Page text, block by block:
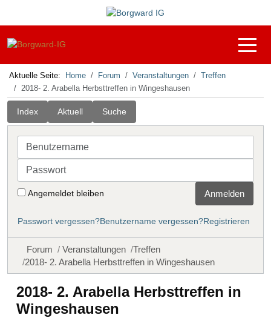
Off-
Aktuelle Seite: Home Forum Veranstaltungen
Treffen
2018- 2. Arabella Herbsttreffen in Wingeshausen
Index Aktuell Suche
Benutzername
Passwort
Angemeldet bleiben Anmelden
Passwort vergessen?Benutzername vergessen?Registrieren
Forum Veranstaltungen
Treffen
2018- 2. Arabella Herbsttreffen in Wingeshausen
2018- 2. Arabella Herbsttreffen in
Wingeshausen